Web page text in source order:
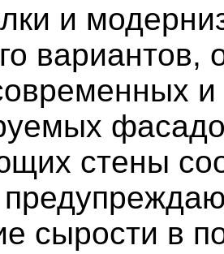
и
вариантов,
стены
сырости в